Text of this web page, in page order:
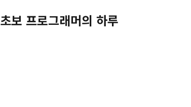
초보 프로그래머의 하루